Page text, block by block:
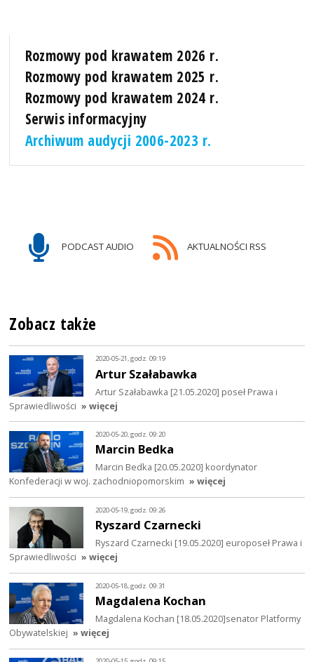
Rozmowy pod krawatem 2026 r.
Rozmowy pod krawatem 2025 r.
Rozmowy pod krawatem 2024 r.
Serwis informacyjny
Archiwum audycji 2006-2023 r.
PODCAST AUDIO AKTUALNOŚCI RSS
Zobacz także
2020-05-21, godz. 09:19
Artur Szałabawka
Artur Szałabawka [21.05.2020] poseł Prawa i
Sprawiedliwości » więcej
2020-05-20, godz. 09:20
Marcin Bedka
Marcin Bedka [20.05.2020] koordynator
Konfederacji w woj. zachodniopomorskim » więcej
2020-05-19, godz. 09:26
Ryszard Czarnecki
Ryszard Czarnecki [19.05.2020] europoseł Prawa i
Sprawiedliwości » więcej
2020-05-18, godz. 09:31
Magdalena Kochan
Magdalena Kochan [18.05.2020]senator Platformy
Obywatelskiej » więcej